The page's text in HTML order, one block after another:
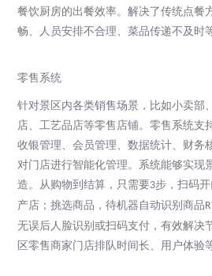
餐饮厨房的出餐效率。解决了传统点餐
畅、人员安排不合理、菜品传递不及时
零售系统
针对景区内各类销售场景，比如小卖部
店、工艺品店等零售店铺。零售系统支
收银管理、会员管理、数据统计、财务
对门店进行智能化管理。 系统能够实现
造。从购物到结算，只需要3步，扫码
产店；挑选商品，待机器自动识别商品
无误后人脸识别或扫码支付，有效解决
区零售商家门店排队时间长、用户体验